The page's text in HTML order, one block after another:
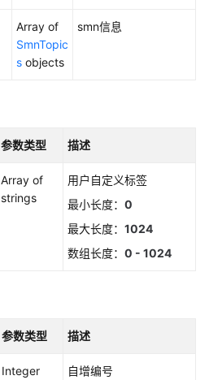
Array of
SmnTopic
s objects
smn信息
参数类型 描述
Array of
strings
用户自定义标签
最小长度： 0
最大长度： 1024
数组长度： 0 - 1024
参数类型 描述
Integer 自增编号